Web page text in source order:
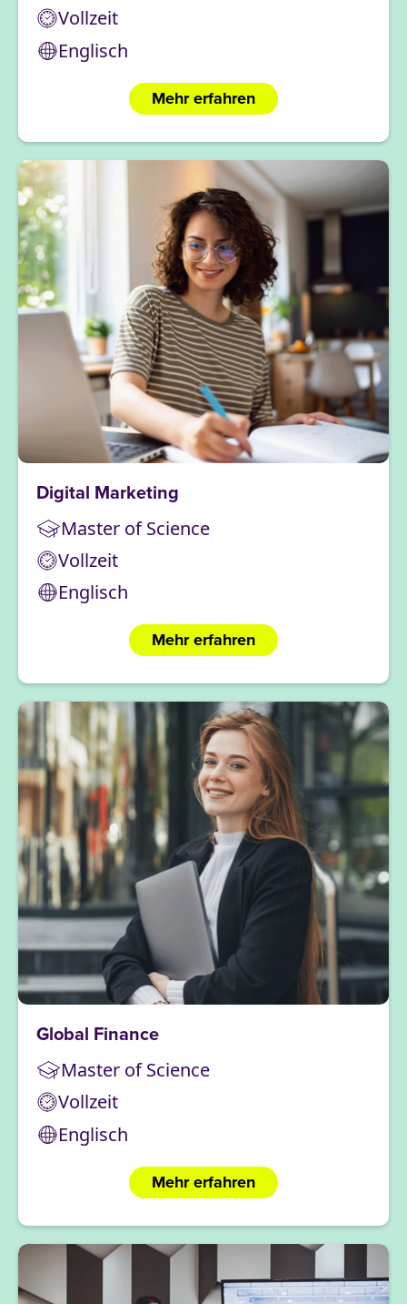
Vollzeit
Englisch
Mehr erfahren
Digital Marketing
Master of Science
Vollzeit
Englisch
Mehr erfahren
Global Finance
Master of Science
Vollzeit
Englisch
Mehr erfahren